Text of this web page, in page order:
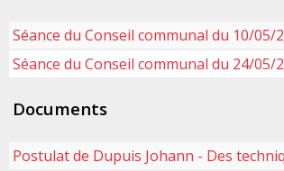
Séance du Conseil communal du 10/05/
Séance du Conseil communal du 24/05/
Documents
Postulat de Dupuis Johann - Des